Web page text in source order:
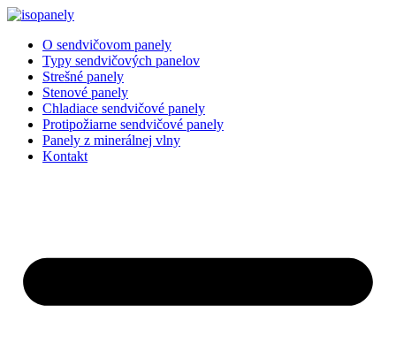
Preskočiť
obsah
O sendvičovom panely
Typy sendvičových panelov
Strešné panely
Stenové panely
Chladiace sendvičové panely
Protipožiarne sendvičové panely
Panely z minerálnej vlny
Kontakt